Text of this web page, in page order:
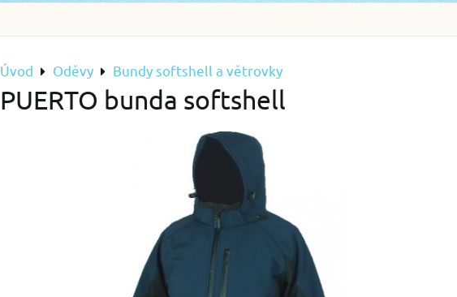
Úvod Oděvy Bundy softshell a větrovky
PUERTO bunda softshell